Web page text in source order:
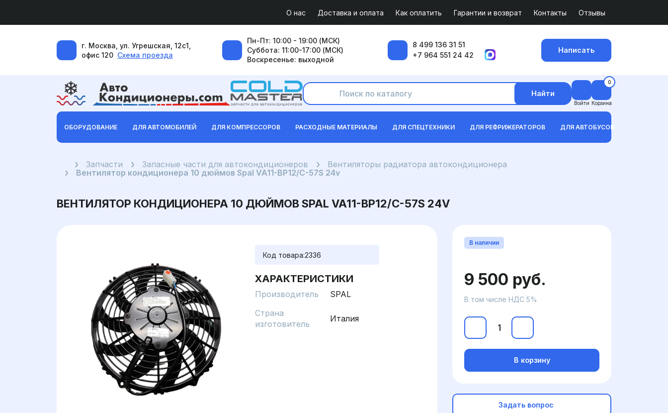
О нас Доставка и оплата Как оплатить Гарантии и возврат Контакты Отзывы
г. Москва, ул. Угрешская, 12с1,
офис 120 Схема проезда
Пн-Пт: 10:00 - 19:00 (МСК)
Суббота: 11:00-17:00 (МСК)
Воскресенье: выходной
8 499 136 31 51
+7 964 551 24 42
Написать
Найти
Войти
0
Корзина
ОБОРУДОВАНИЕ ДЛЯ АВТОМОБИЛЕЙ ДЛЯ КОМПРЕССОРОВ РАСХОДНЫЕ МАТЕРИАЛЫ ДЛЯ СПЕЦТЕХНИКИ ДЛЯ РЕФРИЖЕРАТОРОВ ДЛЯ АВТОБУСОВ
ГлавнаяЗапчасти Запасные части для автокондиционеров
Вентиляторы радиатора автокондиционера
Вентилятор кондиционера 10 дюймов Spal VA11-BP12/C-57S 24v
ВЕНТИЛЯТОР КОНДИЦИОНЕРА 10 ДЮЙМОВ SPAL VA11-BP12/C-57S 24V
Код товара:2336
ХАРАКТЕРИСТИКИ
Производитель
SPAL
Страна
изготовитель
Италия
В наличии
9 500 руб.
В том числе НДС 5%
В корзину
Задать вопрос